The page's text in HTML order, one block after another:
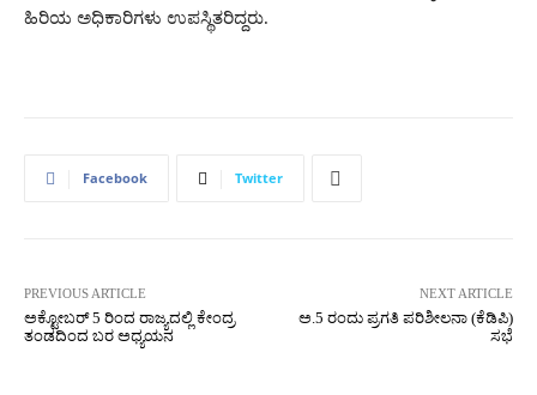
ಹಿರಿಯ ಅಧಿಕಾರಿಗಳು ಉಪಸ್ಥಿತರಿದ್ದರು.
Facebook Twitter
PREVIOUS ARTICLE
ಅಕ್ಟೋಬರ್ 5 ರಿಂದ ರಾಜ್ಯದಲ್ಲಿ ಕೇಂದ್ರ
ತಂಡದಿಂದ ಬರ ಅಧ್ಯಯನ
NEXT ARTICLE
ಅ.5 ರಂದು ಪ್ರಗತಿ ಪರಿಶೀಲನಾ (ಕೆಡಿಪಿ)
ಸಭೆ